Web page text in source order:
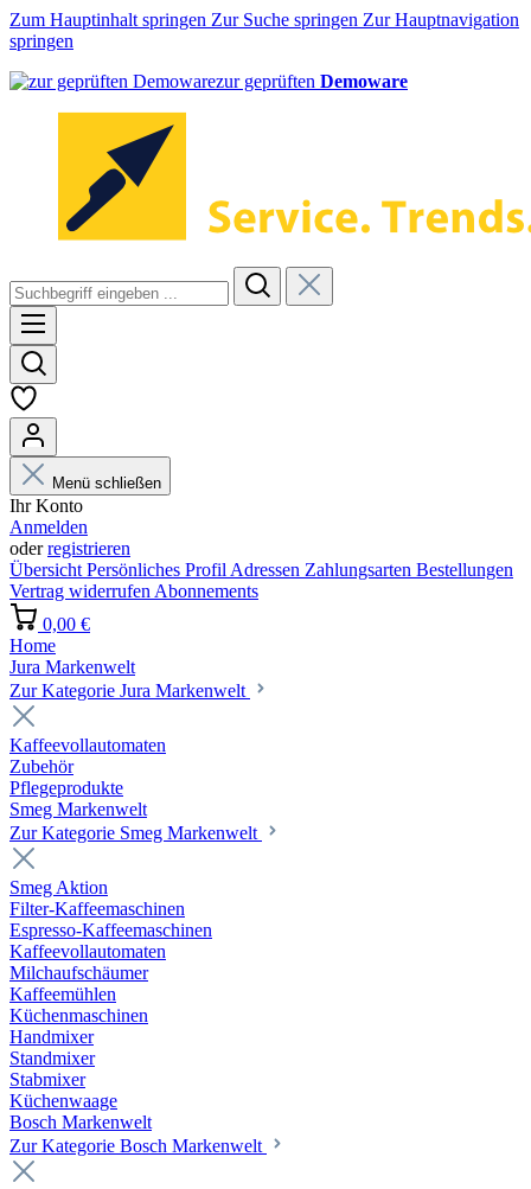
Zum Hauptinhalt springen Zur Suche springen Zur Hauptnavigation
springen
zur geprüften Demoware
Menü schließen
Ihr Konto
Anmelden
oderregistrieren
Übersicht Persönliches Profil Adressen Zahlungsarten Bestellungen
Vertrag widerrufen Abonnements
0,00 €
Home
Jura Markenwelt
Zur Kategorie Jura Markenwelt
Kaffeevollautomaten
Zubehör
Pflegeprodukte
Smeg Markenwelt
Zur Kategorie Smeg Markenwelt
Smeg Aktion
Filter-Kaffeemaschinen
Espresso-Kaffeemaschinen
Kaffeevollautomaten
Milchaufschäumer
Kaffeemühlen
Küchenmaschinen
Handmixer
Standmixer
Stabmixer
Küchenwaage
Bosch Markenwelt
Zur Kategorie Bosch Markenwelt